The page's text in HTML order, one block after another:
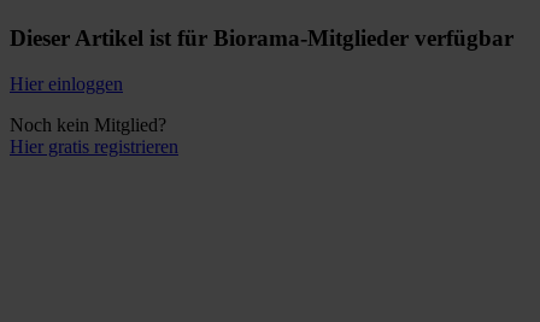
Dieser Artikel ist für Biorama-Mitglieder verfügbar
Hier einloggen
Noch kein Mitglied?
Hier gratis registrieren